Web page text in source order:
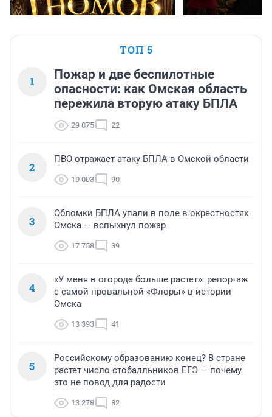
ТОП 5
1
Пожар и две беспилотные
опасности: как Омская область
пережила вторую атаку БПЛА
29 075 22
2
ПВО отражает атаку БПЛА в Омской области
19 003 90
3
Обломки БПЛА упали в поле в окрестностях
Омска — вспыхнул пожар
17 758 39
4
«У меня в огороде больше растет»: репортаж
с самой провальной «Флоры» в истории
Омска
13 393 41
5
Российскому образованию конец? В стране
растет число стобалльников ЕГЭ — почему
это не повод для радости
13 278 82